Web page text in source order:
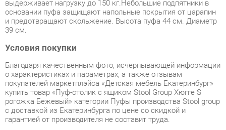
Условия покупки
Благодаря качественным фото, исчерпывающей информации
о характеристиках и параметрах, а также отзывам
купить товар «Пуф-столик с ящиком Stool Group Хюгге S
с доставкой из Екатеринбурга по цене со скидкой и
гарантией от производителя не составит труда.
Мы отправляем заказы в доставку ежедневно. Товары из
ассортимента в наличии на складе в Екатеринбурге вы
получите не позднее48-ми часовс момента оформления
заказа. Дополнительно вы можете заказать подъём на этаж
и сборку мебельных изделий.